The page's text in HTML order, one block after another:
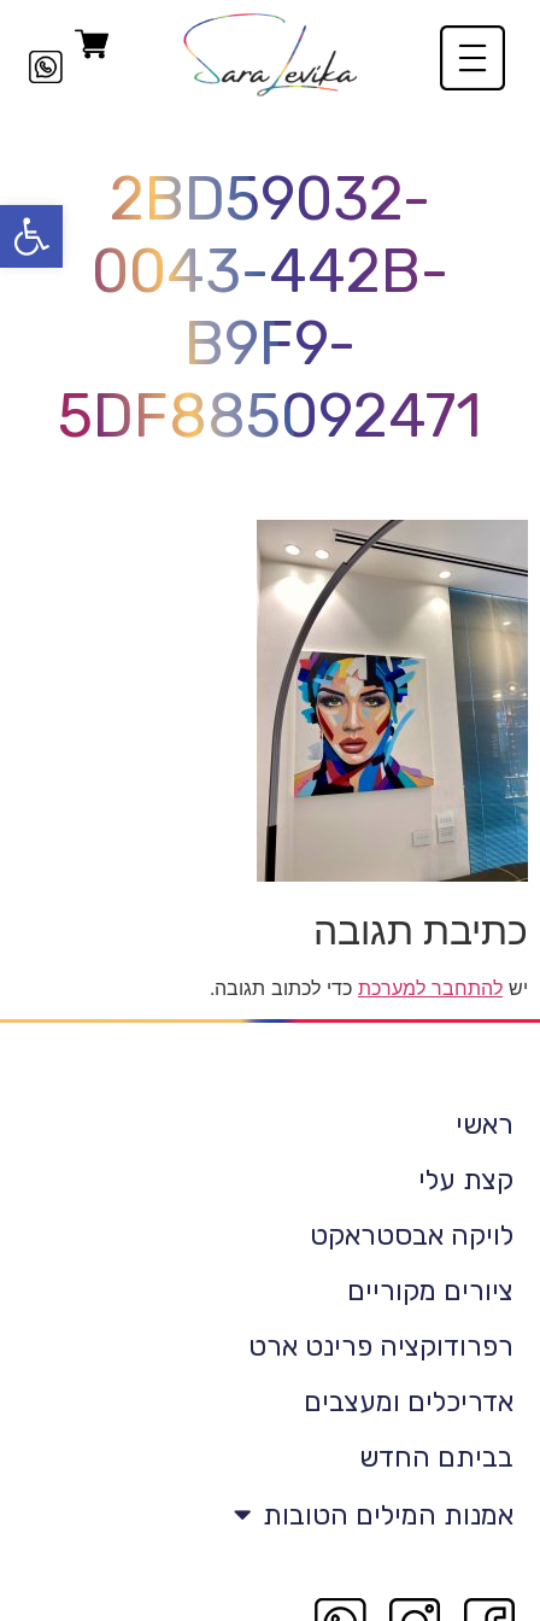
פתח
2BD59032-
0043-442B-
B9F9-
5DF885092471
כתיבת תגובה
יש להתחבר למערכת כדי לכתוב תגובה.
ראשי
קצת עלי
לויקה אבסטראקט
ציורים מקוריים
רפרודוקציה פרינט ארט
אדריכלים ומעצבים
בביתם החדש
אמנות המילים הטובות